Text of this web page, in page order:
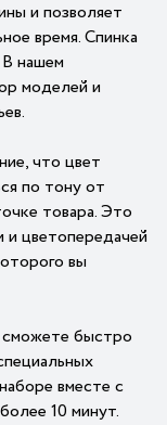
и позволяет
время. Спинка
нашем
моделей и
что цвет
по тону от
товара. Это
и цветопередачей
вы
сможете быстро
вместе с
10 минут.